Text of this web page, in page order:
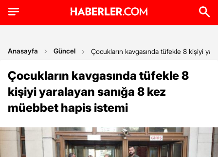
Anasayfa Güncel Çocukların kavgasında tüfekle 8 kişiyi
Çocukların kavgasında tüfekle 8
kişiyi yaralayan sanığa 8 kez
müebbet hapis istemi